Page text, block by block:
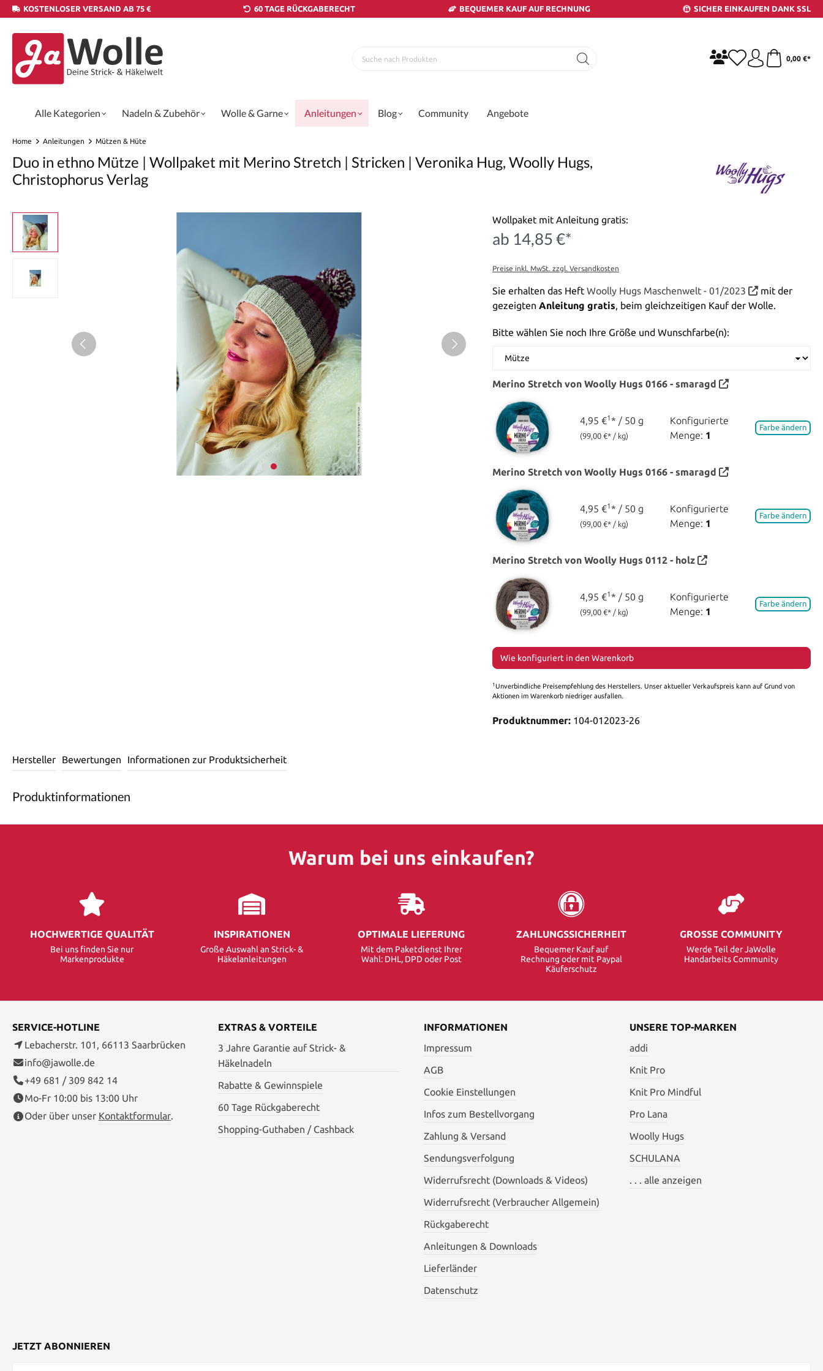
KOSTENLOSER VERSAND AB 75 € 60 TAGE RÜCKGABERECHT BEQUEMER KAUF AUF RECHNUNG SICHER EINKAUFEN DANK SSL
0,00 €*
Alle Kategorien Nadeln & Zubehör Wolle & Garne Anleitungen Blog Community Angebote
Home Anleitungen Mützen & Hüte
Duo in ethno Mütze | Wollpaket mit Merino Stretch | Stricken | Veronika Hug, Woolly Hugs,
Christophorus Verlag
Wollpaket mit Anleitung gratis:
ab 14,85 €*
Preise inkl. MwSt. zzgl. Versandkosten
Sie erhalten das Heft Woolly Hugs Maschenwelt - 01/2023
mit der
gezeigten Anleitung gratis, beim gleichzeitigen Kauf der Wolle.
Bitte wählen Sie noch Ihre Größe und Wunschfarbe(n):
Merino Stretch von Woolly Hugs 0166 - smaragd
4,95 €1* / 50 g
(99,00 €* / kg)
Konfigurierte
Menge: 1
Farbe ändern
Merino Stretch von Woolly Hugs 0166 - smaragd
4,95 €1* / 50 g
(99,00 €* / kg)
Konfigurierte
Menge: 1
Farbe ändern
Merino Stretch von Woolly Hugs 0112 - holz
4,95 €1* / 50 g
(99,00 €* / kg)
Konfigurierte
Menge: 1
Farbe ändern
Wie konfiguriert in den Warenkorb
1 Unverbindliche Preisempfehlung des Herstellers. Unser aktueller Verkaufspreis kann auf Grund von
Aktionen im Warenkorb niedriger ausfallen.
Produktnummer: 104-012023-26
Hersteller Bewertungen Informationen zur Produktsicherheit
Produktinformationen
Warum bei uns einkaufen?
HOCHWERTIGE QUALITÄT
Bei uns finden Sie nur
Markenprodukte
INSPIRATIONEN
Große Auswahl an Strick- &
Häkelanleitungen
OPTIMALE LIEFERUNG
Mit dem Paketdienst Ihrer
Wahl: DHL, DPD oder Post
ZAHLUNGSSICHERHEIT
Bequemer Kauf auf
Rechnung oder mit Paypal
Käuferschutz
GROSSE COMMUNITY
Werde Teil der JaWolle
Handarbeits Community
SERVICE-HOTLINE
Lebacherstr. 101, 66113 Saarbrücken
info@jawolle.de
+49 681 / 309 842 14
Mo-Fr 10:00 bis 13:00 Uhr
Oder über unser Kontaktformular.
EXTRAS & VORTEILE
3 Jahre Garantie auf Strick- &
Häkelnadeln
Rabatte & Gewinnspiele
60 Tage Rückgaberecht
Shopping-Guthaben / Cashback
INFORMATIONEN
Impressum
AGB
Cookie Einstellungen
Infos zum Bestellvorgang
Zahlung & Versand
Sendungsverfolgung
Widerrufsrecht (Downloads & Videos)
Widerrufsrecht (Verbraucher Allgemein)
Rückgaberecht
Anleitungen & Downloads
Lieferländer
Datenschutz
UNSERE TOP-MARKEN
addi
Knit Pro
Knit Pro Mindful
Pro Lana
Woolly Hugs
SCHULANA
. . . alle anzeigen
JETZT ABONNIEREN